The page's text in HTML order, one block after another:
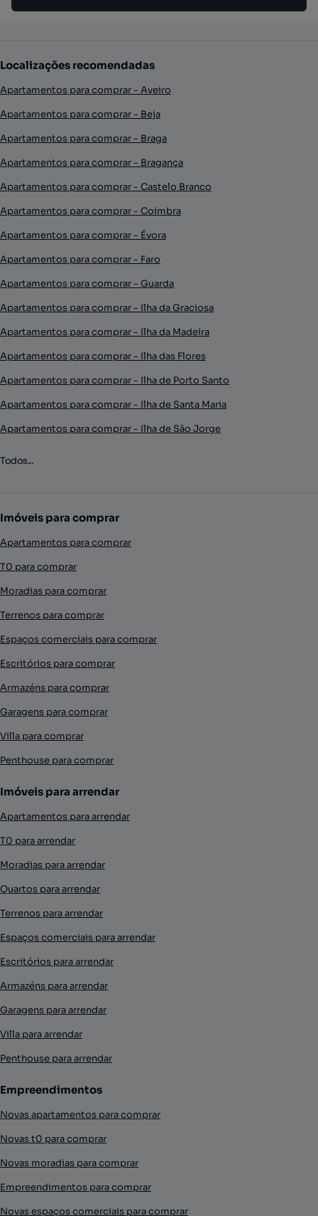
Localizações recomendadas
Apartamentos para comprar - Aveiro
Apartamentos para comprar - Beja
Apartamentos para comprar - Braga
Apartamentos para comprar - Bragança
Apartamentos para comprar - Castelo Branco
Apartamentos para comprar - Coimbra
Apartamentos para comprar - Évora
Apartamentos para comprar - Faro
Apartamentos para comprar - Guarda
Apartamentos para comprar - Ilha da Graciosa
Apartamentos para comprar - Ilha da Madeira
Apartamentos para comprar - Ilha das Flores
Apartamentos para comprar - Ilha de Porto Santo
Apartamentos para comprar - Ilha de Santa Maria
Apartamentos para comprar - Ilha de São Jorge
Todos...
Imóveis para comprar
Apartamentos para comprar
T0 para comprar
Moradias para comprar
Terrenos para comprar
Espaços comerciais para comprar
Escritórios para comprar
Armazéns para comprar
Garagens para comprar
Villa para comprar
Penthouse para comprar
Imóveis para arrendar
Apartamentos para arrendar
T0 para arrendar
Moradias para arrendar
Quartos para arrendar
Terrenos para arrendar
Espaços comerciais para arrendar
Escritórios para arrendar
Armazéns para arrendar
Garagens para arrendar
Villa para arrendar
Penthouse para arrendar
Empreendimentos
Novas apartamentos para comprar
Novas t0 para comprar
Novas moradias para comprar
Empreendimentos para comprar
Novas espaços comerciais para comprar